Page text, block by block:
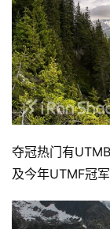
夺冠热门有
及今年UTMF冠